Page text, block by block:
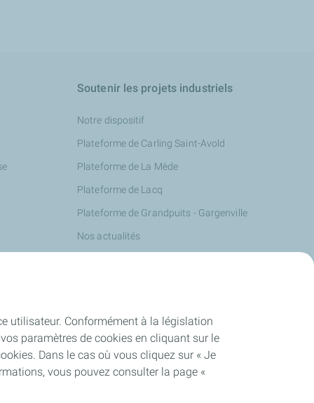
Soutenir les projets industriels
Notre dispositif
Plateforme de Carling Saint-Avold
Plateforme de La Mède
Plateforme de Lacq
Plateforme de Grandpuits - Gargenville
Nos actualités
utilisateur. Conformément à la législation
paramètres de cookies en cliquant sur le
Dans le cas où vous cliquez sur « Je
vous pouvez consulter la page «